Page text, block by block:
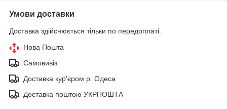
Умови доставки
Доставка здійснюється тільки по передоплаті.
Нова Пошта
Самовивіз
Доставка кур'єром р. Одеса
Доставка поштою УКРПОШТА